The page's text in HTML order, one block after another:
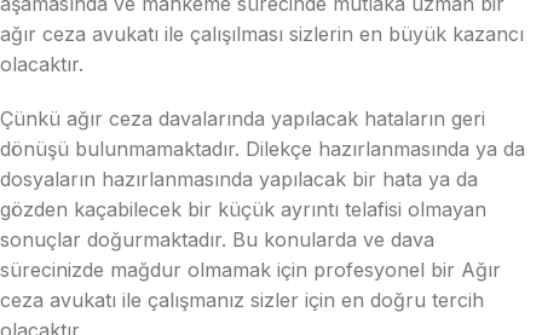
ağır ceza avukatı ile çalışılması sizlerin en büyük kazancı
olacaktır.
Çünkü ağır ceza davalarında yapılacak hataların geri
dönüşü bulunmamaktadır. Dilekçe hazırlanmasında ya da
dosyaların hazırlanmasında yapılacak bir hata ya da
gözden kaçabilecek bir küçük ayrıntı telafisi olmayan
sonuçlar doğurmaktadır. Bu konularda ve dava
sürecinizde mağdur olmamak için profesyonel bir Ağır
ceza avukatı ile çalışmanız sizler için en doğru tercih